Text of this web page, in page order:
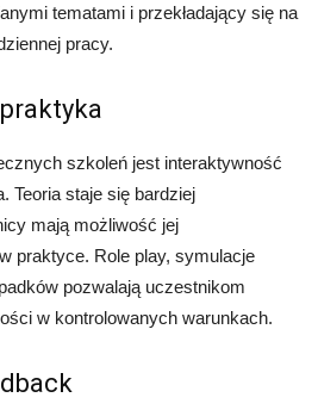
tematami i przekładający się na
pracy.
szkoleń jest interaktywność
Teoria staje się bardziej
mają możliwość jej
praktyce. Role play, symulacje
pozwalają uczestnikom
w kontrolowanych warunkach.